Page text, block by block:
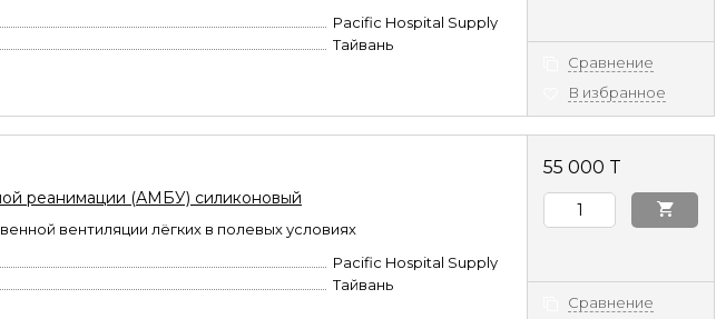
Pacific Hospital Supply
Тайвань
Сравнение
В избранное
реанимации (АМБУ) силиконовый
вентиляции лёгких в полевых условиях
Pacific Hospital Supply
Тайвань
55 000 T
Сравнение